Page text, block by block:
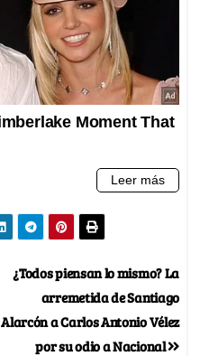
¿Todos piensan lo mismo? La
arremetida de Santiago
Alarcón a Carlos Antonio Vélez
por su odio a Nacional